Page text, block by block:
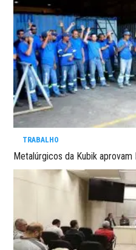
TRABALHO
Metalúrgicos da Kubik aprovam